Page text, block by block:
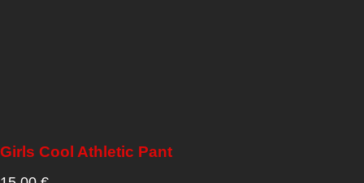
Girls Cool Athletic Pant